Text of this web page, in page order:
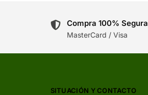
Compra 100% Segura
MasterCard / Visa
SITUACIÓN Y CONTACTO